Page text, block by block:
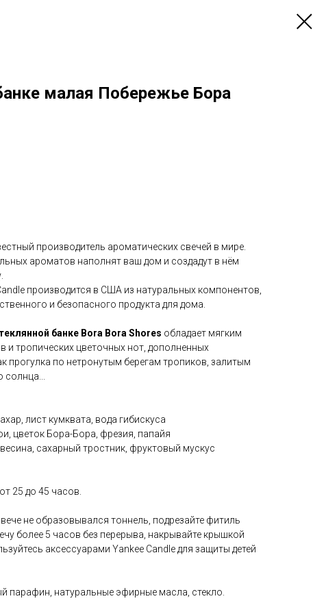
малая Побережье Бора
производитель ароматических свечей в мире.
ароматов наполнят ваш дом и создадут в нём
производится в США из натуральных компонентов,
и безопасного продукта для дома.
банке Bora Bora Shores обладает мягким
и тропических цветочных нот, дополненных
прогулка по нетронутым берегам тропиков, залитым
солнца...
лист кумквата, вода гибискуса
цветок Бора-Бора, фрезия, папайя
сахарный тростник, фруктовый мускус
25 до 45 часов.
не образовывался тоннель, подрезайте фитиль
более 5 часов без перерыва, накрывайте крышкой
аксессуарами Yankee Candle для защиты детей
парафин, натуральные эфирные масла, стекло.